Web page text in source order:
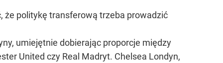
że politykę transferową trzeba prowadzić
umiejętnie dobierając proporcje między
United czy Real Madryt. Chelsea Londyn,